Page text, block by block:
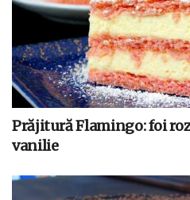
Prăjitură Flamingo: foi
vanilie